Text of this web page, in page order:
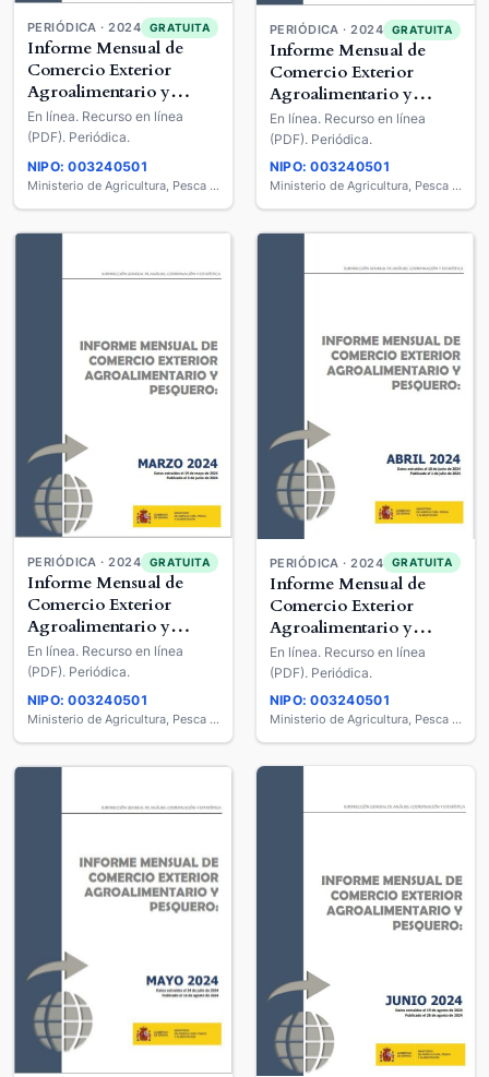
PERIÓDICA · 2024 GRATUITA
Informe Mensual de
Comercio Exterior
Agroalimentario y
Pesquero
En línea. Recurso en línea
(PDF). Periódica.
NIPO: 003240501
Ministerio de Agricultura, Pesca y Alimentación
PERIÓDICA · 2024 GRATUITA
Informe Mensual de
Comercio Exterior
Agroalimentario y
Pesquero
En línea. Recurso en línea
(PDF). Periódica.
NIPO: 003240501
Ministerio de Agricultura, Pesca y Alimentación
PERIÓDICA · 2024 GRATUITA
Informe Mensual de
Comercio Exterior
Agroalimentario y
Pesquero
En línea. Recurso en línea
(PDF). Periódica.
NIPO: 003240501
Ministerio de Agricultura, Pesca y Alimentación
PERIÓDICA · 2024 GRATUITA
Informe Mensual de
Comercio Exterior
Agroalimentario y
Pesquero
En línea. Recurso en línea
(PDF). Periódica.
NIPO: 003240501
Ministerio de Agricultura, Pesca y Alimentación